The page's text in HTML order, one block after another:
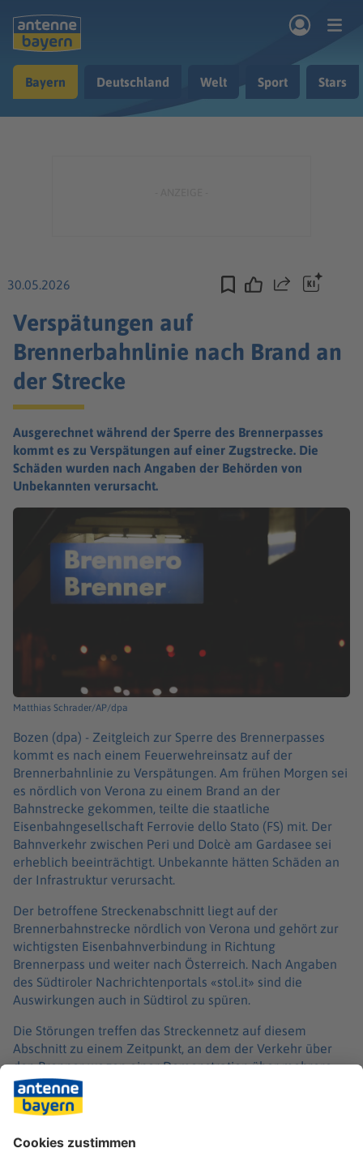
Musik & Radio
Bayern Deutschland Welt Sport Stars
30.05.2026 Teilen
Verspätungen auf
Brennerbahnlinie nach Brand an
der Strecke
Ausgerechnet während der Sperre des Brennerpasses
kommt es zu Verspätungen auf einer Zugstrecke. Die
Schäden wurden nach Angaben der Behörden von
Unbekannten verursacht.
Matthias Schrader/AP/dpa
Bozen (dpa) - Zeitgleich zur Sperre des Brennerpasses
kommt es nach einem Feuerwehreinsatz auf der
Brennerbahnlinie zu Verspätungen. Am frühen Morgen sei
es nördlich von Verona zu einem Brand an der
Bahnstrecke gekommen, teilte die staatliche
Eisenbahngesellschaft Ferrovie dello Stato (FS) mit. Der
Bahnverkehr zwischen Peri und Dolcè am Gardasee sei
erheblich beeinträchtigt. Unbekannte hätten Schäden an
der Infrastruktur verursacht.
Der betroffene Streckenabschnitt liegt auf der
Brennerbahnstrecke nördlich von Verona und gehört zur
wichtigsten Eisenbahnverbindung in Richtung
Brennerpass und weiter nach Österreich. Nach Angaben
des Südtiroler Nachrichtenportals «stol.it» sind die
Auswirkungen auch in Südtirol zu spüren.
Die Störungen treffen das Streckennetz auf diesem
Abschnitt zu einem Zeitpunkt, an dem der Verkehr über
den Brenner wegen einer Demonstration über mehrere
Stunden komplett gesperrt ist. Die Blockade gilt auf
österreichischer Seite bis 19.00 Uhr, auf italienischer Seite
bis 20.00 Uhr. Die Behörden hatten dazu aufgerufen, auf
Autofahrten unbedingt zu verzichten und öffentliche